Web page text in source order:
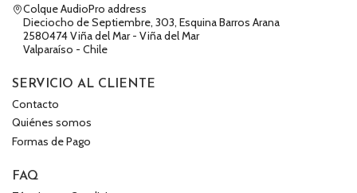
Colque AudioPro address
Dieciocho de Septiembre, 303, Esquina Barros Arana
2580474 Viña del Mar - Viña del Mar
Valparaíso - Chile
SERVICIO AL CLIENTE
Contacto
Quiénes somos
Formas de Pago
FAQ